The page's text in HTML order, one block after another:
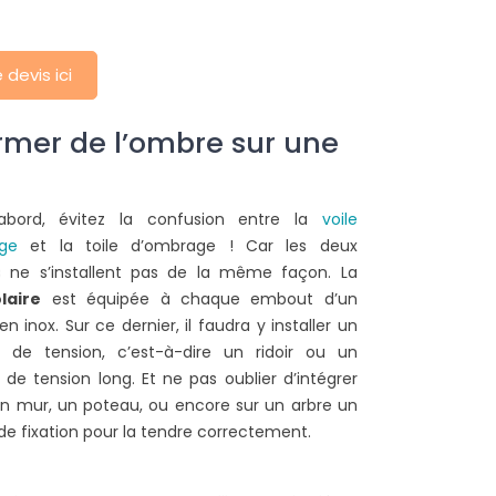
CHOISIR
UNE VOILE
RECTANGULAIRE
5X4M DANS SON JARDIN ?
24308 vues
voile d’ombrage rectangulaire 5
par 4 mètres est
un des modèles
COMMENT INSTALLER
VOILE D'OMBRAGE
BALCON ?
23372 vues
Faites de l’ombre sur
en installant une voile
Suivez nos indications
de la...
ici
de l’ombre sur une
évitez la confusion entre la voile
et la toile d’ombrage ! Car les deux
ne s’installent pas de la même façon. La
est équipée à chaque embout d’un
inox. Sur ce dernier, il faudra y installer un
de tension, c’est-à-dire un ridoir ou un
tension long. Et ne pas oublier d’intégrer
mur, un poteau, ou encore sur un arbre un
fixation pour la tendre correctement.